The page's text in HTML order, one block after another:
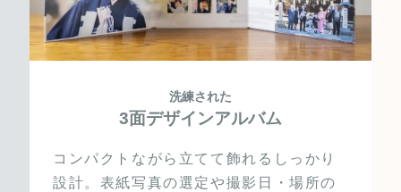
洗練された
3面デザインアルバム
コンパクトながら立てて飾れるしっかり
設計。表紙写真の選定や撮影日・場所の